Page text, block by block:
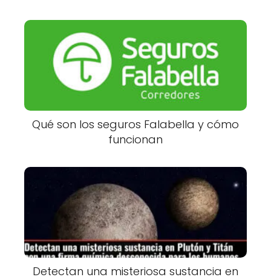
Qué son los seguros Falabella y cómo
funcionan
Detectan una misteriosa sustancia en